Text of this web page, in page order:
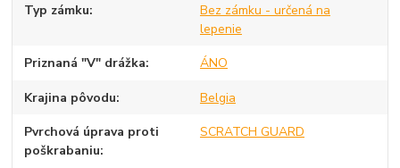
Typ zámku
Bez zámku - určená na
lepenie
Priznaná "V" drážka ÁNO
Krajina pôvodu Belgia
Pvrchová úprava proti
poškrabaniu
SCRATCH GUARD